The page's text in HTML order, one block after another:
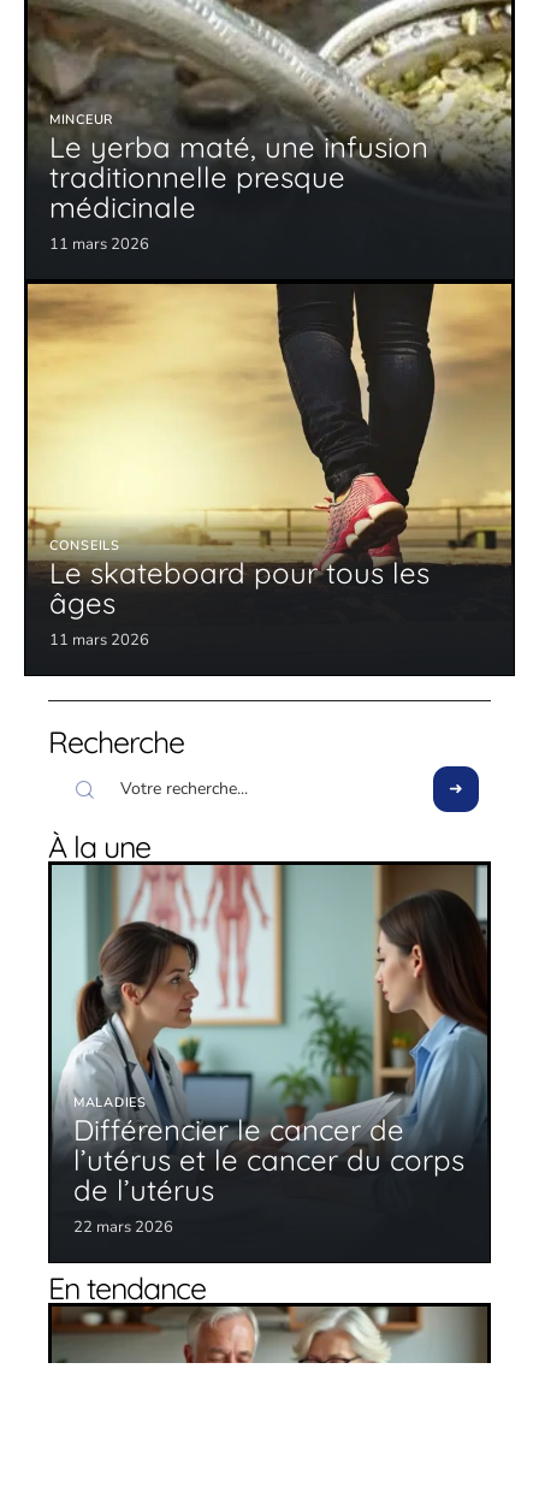
MINCEUR
Le yerba maté, une infusion
traditionnelle presque
médicinale
11 mars 2026
CONSEILS
Le skateboard pour tous les
âges
11 mars 2026
Recherche
À la une
MALADIES
Différencier le cancer de
l’utérus et le cancer du corps
de l’utérus
22 mars 2026
En tendance